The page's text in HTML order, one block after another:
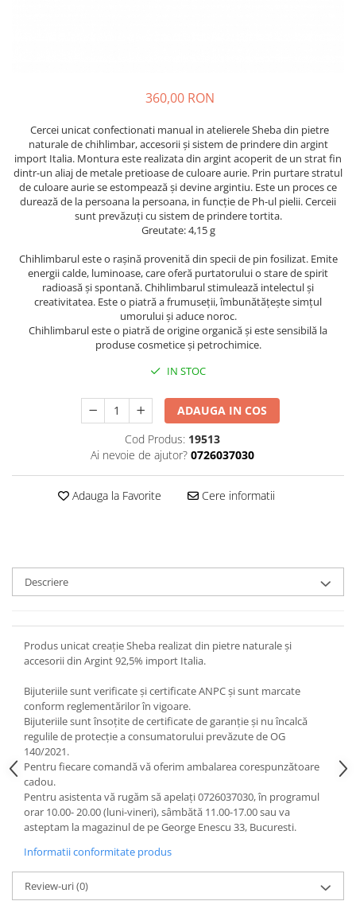
360,00 RON
Cercei unicat confectionati manual in atelierele Sheba din pietre
naturale de chihlimbar, accesorii și sistem de prindere din argint
import Italia. Montura este realizata din argint acoperit de un strat fin
dintr-un aliaj de metale pretioase de culoare aurie. Prin purtare stratul
de culoare aurie se estompează și devine argintiu. Este un proces ce
durează de la persoana la persoana, in funcție de Ph-ul pielii. Cerceii
sunt prevăzuți cu sistem de prindere tortita.
Greutate: 4,15 g
Chihlimbarul este o rașină provenită din specii de pin fosilizat. Emite
energii calde, luminoase, care oferă purtatorului o stare de spirit
radioasă și spontană. Chihlimbarul stimulează intelectul și
creativitatea. Este o piatră a frumuseții, îmbunătățește simțul
umorului și aduce noroc.
Chihlimbarul este o piatră de origine organică și este sensibilă la
produse cosmetice și petrochimice.
IN STOC
ADAUGA IN COS
Cod Produs: 19513
Ai nevoie de ajutor? 0726037030
Adauga la Favorite Cere informatii
Descriere
Produs unicat creație Sheba realizat din pietre naturale și
accesorii din Argint 92,5% import Italia.
Bijuteriile sunt verificate şi certificate ANPC și sunt marcate
conform reglementărilor în vigoare.
Bijuteriile sunt însoţite de certificate de garanţie și nu încalcă
regulile de protecție a consumatorului prevăzute de OG
140/2021.
Pentru fiecare comandă vă oferim ambalarea corespunzătoare
cadou.
Pentru asistenta vă rugăm să apelați 0726037030, în programul
orar 10.00- 20.00 (luni-vineri), sâmbătă 11.00-17.00 sau va
asteptam la magazinul de pe George Enescu 33, Bucuresti.
Informatii conformitate produs
Review-uri(0)